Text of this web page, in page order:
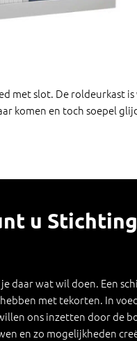
met slot. De
komen en toch soepel
u
daar wat wil doen. Een
met tekorten. In
ons inzetten door de
en zo mogelijkheden